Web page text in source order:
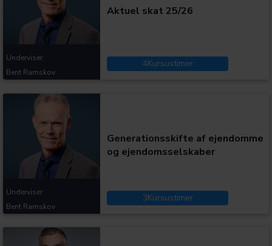
Aktuel skat 25/26
4Kursustimer
Underviser:
Bent Ramskov
Generationsskifte af ejendomme
og ejendomsselskaber
3Kursustimer
Underviser:
Bent Ramskov